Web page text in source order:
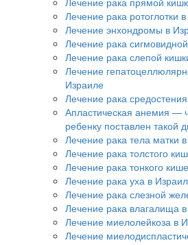
Лечение рака ротоглотки
Лечение энхондромы в
Лечение рака
Лечение рака слепой
Лечение
Израиле
Лечение рака
Апластическая анемия —
ребенку поставлен такой
Лечение рака тела матки
Лечение рака толстого
Лечение рака тонкого
Лечение рака уха в
Лечение рака слезной
Лечение рака влагалища
Лечение миелолейкоза в
Лечение